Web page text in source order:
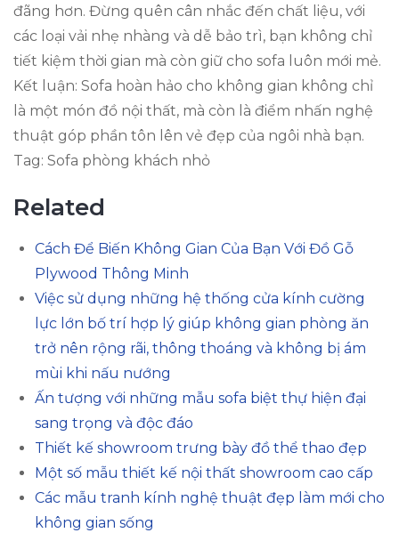
đãng hơn. Đừng quên cân nhắc đến chất liệu, với
các loại vải nhẹ nhàng và dễ bảo trì, bạn không chỉ
tiết kiệm thời gian mà còn giữ cho sofa luôn mới mẻ.
Kết luận: Sofa hoàn hảo cho không gian không chỉ
là một món đồ nội thất, mà còn là điểm nhấn nghệ
thuật góp phần tôn lên vẻ đẹp của ngôi nhà bạn.
Tag: Sofa phòng khách nhỏ
Related
Cách Để Biến Không Gian Của Bạn Với Đồ Gỗ
Plywood Thông Minh
Việc sử dụng những hệ thống cửa kính cường
lực lớn bố trí hợp lý giúp không gian phòng ăn
trở nên rộng rãi, thông thoáng và không bị ám
mùi khi nấu nướng
Ấn tượng với những mẫu sofa biệt thự hiện đại
sang trọng và độc đáo
Thiết kế showroom trưng bày đồ thể thao đẹp
Một số mẫu thiết kế nội thất showroom cao cấp
Các mẫu tranh kính nghệ thuật đẹp làm mới cho
không gian sống